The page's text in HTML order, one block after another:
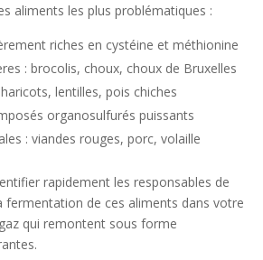
aliments les plus problématiques :
riches en cystéine et méthionine
: brocolis, choux, choux de Bruxelles
lentilles, pois chiches
organosulfurés puissants
: viandes rouges, porc, volaille
rapidement les responsables de
fermentation de ces aliments dans votre
qui remontent sous forme